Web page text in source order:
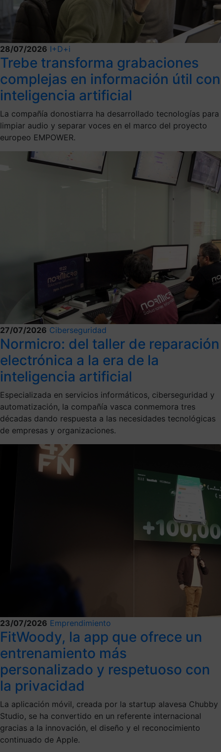
28/07/2026 I+D+i
Trebe transforma grabaciones
complejas en información útil con
inteligencia artificial
La compañía donostiarra ha desarrollado tecnologías para
limpiar audio y separar voces en el marco del proyecto
europeo EMPOWER.
27/07/2026 Ciberseguridad
Normicro: del taller de reparación
electrónica a la era de la
inteligencia artificial
Especializada en servicios informáticos, ciberseguridad y
automatización, la compañía vasca conmemora tres
décadas dando respuesta a las necesidades tecnológicas
de empresas y organizaciones.
23/07/2026 Emprendimiento
FitWoody, la app que ofrece un
entrenamiento más
personalizado y respetuoso con
la privacidad
La aplicación móvil, creada por la startup alavesa Chubby
Studio, se ha convertido en un referente internacional
gracias a la innovación, el diseño y el reconocimiento
continuado de Apple.